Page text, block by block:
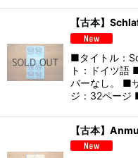
【古本】
■タイトル：
ト：ドイツ語
バーなし。 ■
ジ：32ペー
【古本】